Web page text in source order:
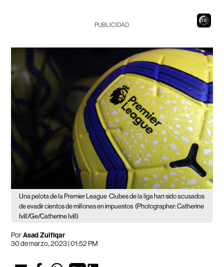
9
PUBLICIDAD
Una pelota de la Premier League Clubes de la liga han sido acusados
de evadir cientos de millones en impuestos (Photographer: Catherine
Ivill/Ge/Catherine Ivill)
PorAsad Zulfiqar
30 de marzo, 2023 | 01:52 PM